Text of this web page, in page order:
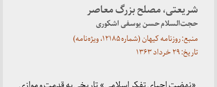
شریعتی، مصلح بزرگ معاصر
حجت‌السلام حسن یوسفی اشکوری
منبع: روزنامه کیهان (شماره ۱۲۱۸۵، ویژه‌نامه)
تاریخ: ۲۹ خرداد ۱۳۶۳